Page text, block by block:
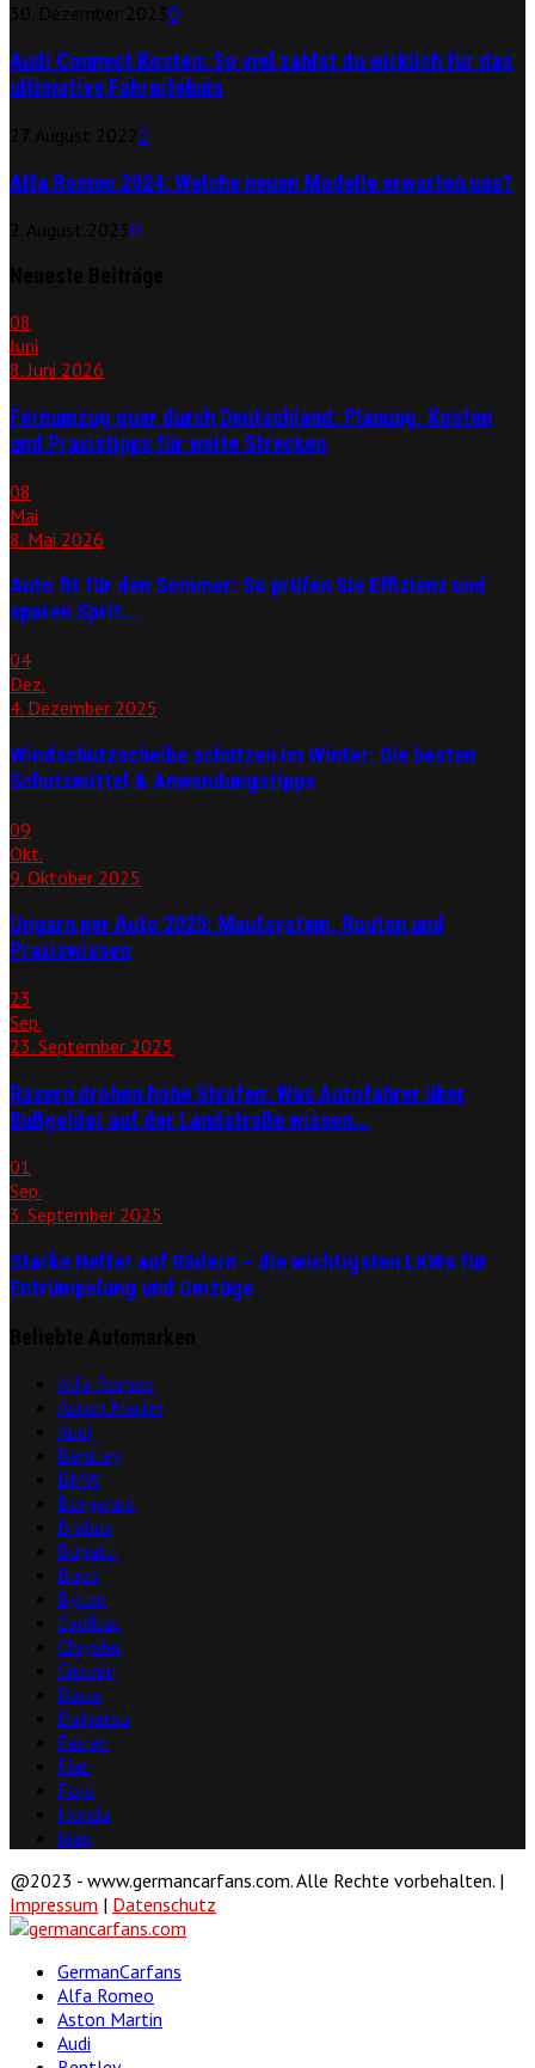
0
Audi Connect Kosten: So viel zahlst du wirklich für das
ultimative Fahrerlebnis
0
Alfa Romeo 2024: Welche neuen Modelle erwarten uns?
0
08
Juni
8. Juni 2026
Fernumzug quer durch Deutschland: Planung, Kosten
und Praxistipps für weite Strecken
08
Mai
8. Mai 2026
Auto fit für den Sommer: So prüfen Sie Effizienz und
sparen Sprit...
04
Dez.
4. Dezember 2025
Windschutzscheibe schützen im Winter: Die besten
Schutzmittel & Anwendungstipps
09
Okt.
9. Oktober 2025
Ungarn per Auto 2025: Mautsystem, Routen und
Praxiswissen
23
Sep.
23. September 2025
Rasern drohen hohe Strafen: Was Autofahrer über
Bußgelder auf der Landstraße wissen...
01
Sep.
3. September 2025
Starke Helfer auf Rädern – die wichtigsten LKWs für
Entrümpelung und Umzüge
Alfa Romeo
Aston Martin
Audi
Bentley
BMW
Borgward
Brabus
Bugatti
Buick
Byton
Cadillac
Chrysler
Citroën
Dacia
Daihatsu
Ferrari
Fiat
Ford
Honda
Jeep
@2023 - www.germancarfans.com. Alle Rechte vorbehalten. |
Impressum | Datenschutz
GermanCarfans
Alfa Romeo
Aston Martin
Audi